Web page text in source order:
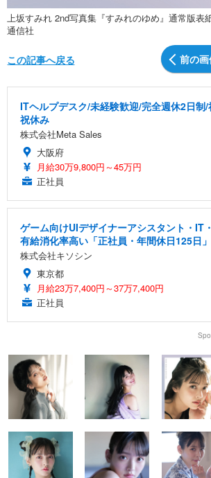
上坂すみれ 2nd写真集『すみれのゆめ』通常版
通信社
前の画
この記事へ戻る
ITヘルプデスク/未経験歓迎/完全週休2日制
祝休み
株式会社Meta Sales
大阪府
月給30万9,800円～45万円
正社員
ゲーム向けUIデザイナーアシスタント・IT
有給消化率高い「正社員・年間休日125日
株式会社キソシン
東京都
月給23万7,400円～37万7,400円
正社員